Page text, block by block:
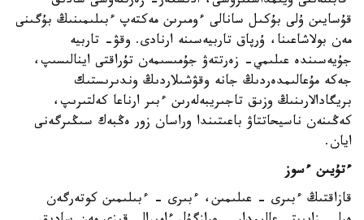
قۇسايىن ۇلى بۇكىل سانالى ءومىرىن مەكتەپ ءبىلىمىنىڭ بۇگىنى
مەن بولاشاعىنا، ۇرپاق تاربيەسىنە ارنادى. وقۋ- تاربيە
جۇيەسىندە عىلىمي- زەرتتەۋ جۇمىسىمەن تۇراقتى اينالىسىپ،
جەكە مۇعالىمدەردىڭ جانە وقۋشىلاردىڭ وندىرىستىك
بريگادالارىنىڭ وزىق تاجىريبەلەرىن ءبىر ارناعا كەلتىرىپ،
كەڭىنەن ناسيحاتتاۋ باعىتىندا وراسان زور ەڭبەك سىڭىرگەنى
ايان.
ءتۇيىن ءسوز
قازاقتىڭ ءبىرى - عىلىمىن، ءبىرى - ءبىلىمىن كوتەرگەن